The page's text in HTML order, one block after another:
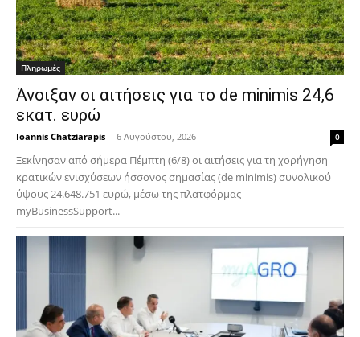
Πληρωμές
Άνοιξαν οι αιτήσεις για το de minimis 24,6
εκατ. ευρώ
Ioannis Chatziarapis - 6 Αυγούστου, 2026 0
Ξεκίνησαν από σήμερα Πέμπτη (6/8) οι αιτήσεις για τη χορήγηση
κρατικών ενισχύσεων ήσσονος σημασίας (de minimis) συνολικού
ύψους 24.648.751 ευρώ, μέσω της πλατφόρμας
myBusinessSupport...